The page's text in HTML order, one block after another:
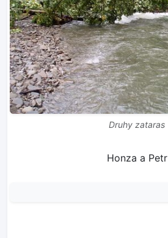
Druhy zataras
Honza a Petr